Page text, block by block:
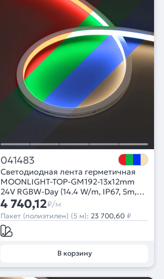
041483
Светодиодная лента герметичная
MOONLIGHT-TOP-GM192-13x12mm
24V RGBW-Day (14.4 W/m, IP67, 5m,
wire x2) (Arlight, Вывод боковой, 3
года)
4 740,12₽/м
Пакет (полиэтилен) (5 м): 23 700,60 ₽
В корзину